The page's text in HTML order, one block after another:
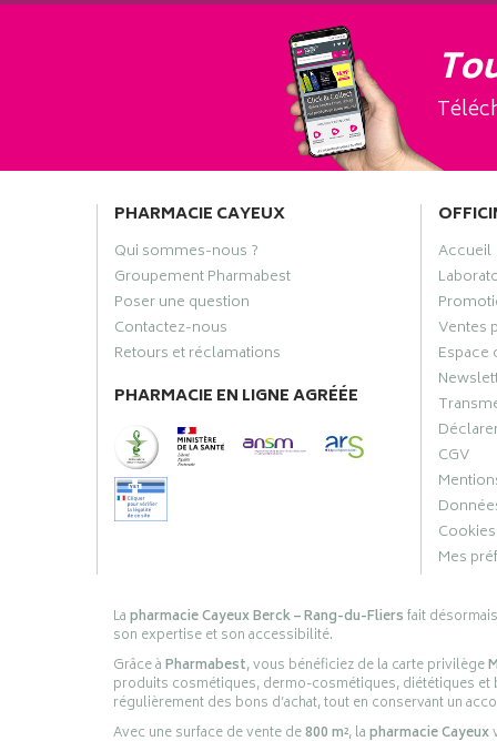
PHARMACIE CAYEUX
Qui sommes-nous ?
Groupement Pharmabest
Poser une question
Contactez-nous
Retours et réclamations
PHARMACIE EN LIGNE AGRÉÉE
Accueil
Ventes
Espace
CGV
Cookies
Mes
Lapharmacie Cayeux Berck – Rang-du-Fliersfait
son expertise et son accessibilité.
Grâce àPharmabest, vous bénéficiez de la carte privilège
produits cosmétiques, dermo-cosmétiques, diététiques
régulièrement des bons d’achat, tout en conservant un
Avec une surface de vente de800 m², lapharmacie Cayeux